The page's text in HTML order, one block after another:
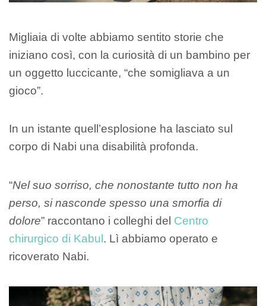
Migliaia di volte abbiamo sentito storie che
iniziano così, con la curiosità di un bambino per
un oggetto luccicante, “che somigliava a un
gioco”.
In un istante quell’esplosione ha lasciato sul
corpo di Nabi una disabilità profonda.
“Nel suo sorriso, che nonostante tutto non ha
perso, si nasconde spesso una smorfia di
dolore” raccontano i colleghi del Centro
chirurgico di Kabul . Lì abbiamo operato e
ricoverato Nabi.